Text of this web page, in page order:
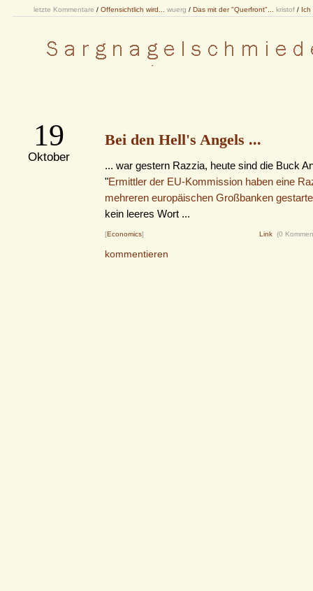
letzte Kommentare / Offensichtlich wird... wuerg / Das mit der "Querfront"... kristof / Ich
19
Oktober
Bei den Hell's Angels ...
... war gestern Razzia, heute sind die Buck
"Ermittler der EU-Kommission haben eine
mehreren europäischen Großbanken
kein leeres Wort ...
[Economics] Link (0
kommentieren